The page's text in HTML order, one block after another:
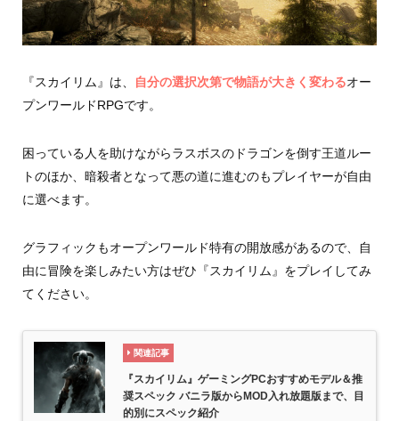
『スカイリム』は、 自分の選択次第で物語が大きく変わるオー
プンワールドRPGです。
困っている人を助けながらラスボスのドラゴンを倒す王道ルー
トのほか、暗殺者となって悪の道に進むのもプレイヤーが自由
に選べます。
グラフィックもオープンワールド特有の開放感があるので、自
由に冒険を楽しみたい方はぜひ『スカイリム』をプレイしてみ
てください。
関連記事
『スカイリム』ゲーミングPCおすすめモデル＆推
奨スペック バニラ版からMOD入れ放題版まで、目
的別にスペック紹介